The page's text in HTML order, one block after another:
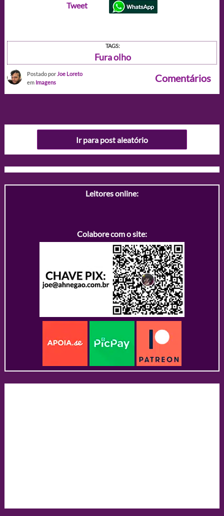
Tweet
TAGS:
Fura olho
Postado por Joe Loreto
em Imagens Comentários
Ir para post aleatório
Leitores online:
Colabore com o site: